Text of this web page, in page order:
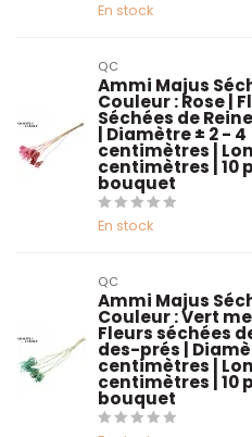
En stock
QC
Ammi Majus
Couleur : Rose |
Séchées de
| Diamètre ± 2 - 4
centimètres |
centimètres | 10
bouquet
En stock
QC
Ammi Majus
Couleur : Vert
Fleurs séchées
des-prés |
centimètres |
centimètres | 10
bouquet